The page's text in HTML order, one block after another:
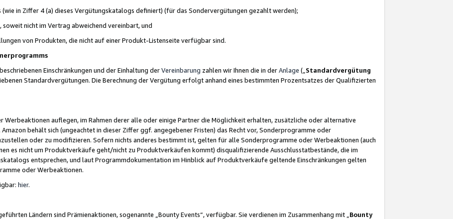
(wie in Ziffer 4 (a) dieses Vergütungskatalogs definiert) (für das Sondervergütungen gezahlt werden);
nicht im Vertrag abweichend vereinbart, und
von Produkten, die nicht auf einer Produkt-Listenseite verfügbar sind.
Einschränkungen und der Einhaltung derVereinbarung zahlen wir Ihnen die in derAnlage („ Standardvergütung
Standardvergütungen. Die Berechnung der Vergütung erfolgt anhand eines bestimmten Prozentsatzes der Qualifizierten
auflegen, im Rahmen derer alle oder einige Partner die Möglichkeit erhalten, zusätzliche oder alternative
Amazon behält sich (ungeachtet in dieser Ziffer ggf. angegebener Fristen) das Recht vor, Sonderprogramme oder
oder zu modifizieren. Sofern nichts anderes bestimmt ist, gelten für alle Sonderprogramme oder Werbeaktionen (auch
es nicht um Produktverkäufe geht/nicht zu Produktverkäufen kommt) disqualifizierende Ausschlusstatbestände, die im
entsprechen, und laut Programmdokumentation im Hinblick auf Produktverkäufe geltende Einschränkungen gelten
oder Werbeaktionen.
hier.
Ländern sind Prämienaktionen, sogenannte „Bounty Events“, verfügbar. Sie verdienen im Zusammenhang mit „ Bounty